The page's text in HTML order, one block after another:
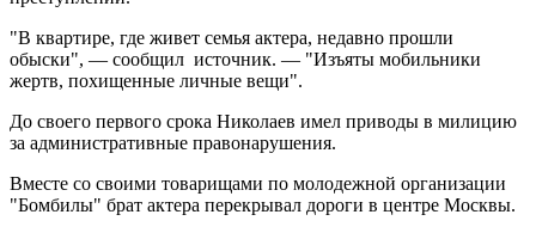
"В квартире, где живет семья актера, недавно прошли
обыски", — сообщил источник. — "Изъяты мобильники
жертв, похищенные личные вещи".
До своего первого срока Николаев имел приводы в милицию
за административные правонарушения.
Вместе со своими товарищами по молодежной организации
"Бомбилы" брат актера перекрывал дороги в центре Москвы.